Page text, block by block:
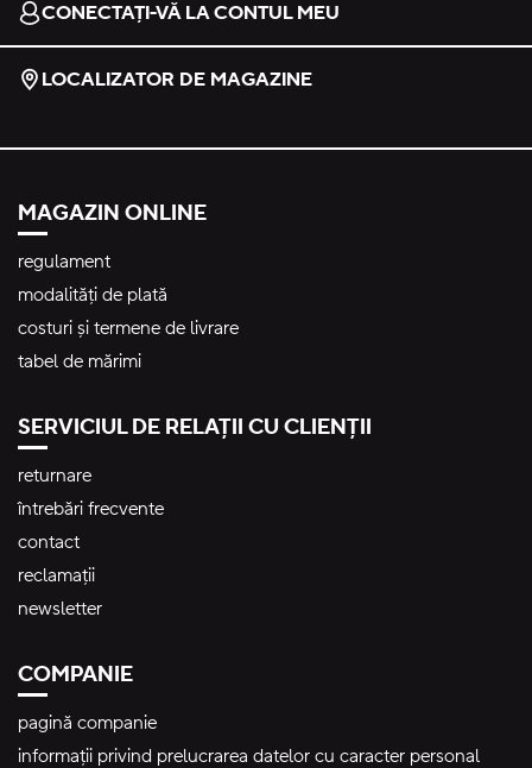
CONECTAȚI-VĂ LA CONTUL MEU
LOCALIZATOR DE MAGAZINE
MAGAZIN ONLINE
regulament
modalități de plată
costuri și termene de livrare
tabel de mărimi
SERVICIUL DE RELAȚII CU CLIENȚII
returnare
întrebări frecvente
contact
reclamații
newsletter
COMPANIE
pagină companie
informații privind prelucrarea datelor cu caracter personal